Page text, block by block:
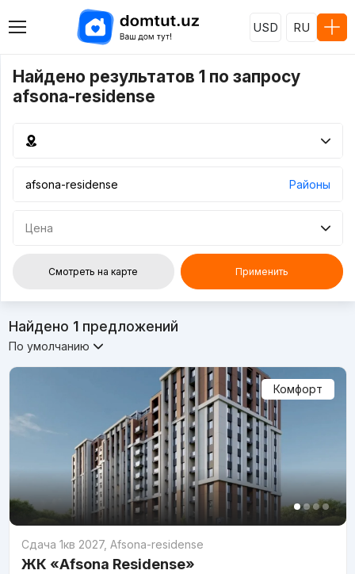
USD RU
Найдено результатов 1 по запросу
afsona-residense
Районы
Цена
Смотреть на карте Применить
Найдено 1предложений
По умолчанию
Комфорт
Сдача 1кв 2027, Afsona-residense
ЖК «Afsona Residense»